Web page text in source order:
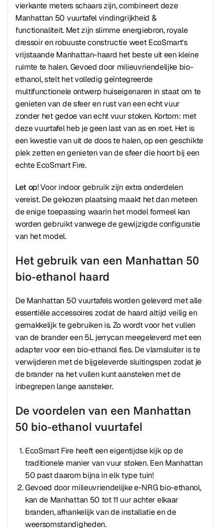
vierkante meters schaars zijn, combineert deze
Manhattan 50 vuurtafel vindingrijkheid &
functionaliteit. Met zijn slimme energiebron, royale
dressoir en robuuste constructie weet EcoSmart's
vrijstaande Manhattan-haard het beste uit een kleine
ruimte te halen. Gevoed door milieuvriendelijke bio-
ethanol, stelt het volledig geïntegreerde
multifunctionele ontwerp huiseigenaren in staat om te
genieten van de sfeer en rust van een echt vuur
zonder het gedoe van echt vuur stoken. Kortom: met
deze vuurtafel heb je geen last van as en roet. Het is
een kwestie van uit de doos te halen, op een geschikte
plek zetten en genieten van de sfeer die hoort bij een
echte EcoSmart Fire.
Let op! Voor indoor gebruik zijn extra onderdelen
vereist. De gekozen plaatsing maakt het dan meteen
de enige toepassing waarin het model formeel kan
worden gebruikt vanwege de gewijzigde configuratie
van het model.
Het gebruik van een Manhattan 50
bio-ethanol haard
De Manhattan 50 vuurtafels worden geleverd met alle
essentiële accessoires zodat de haard altijd veilig en
gemakkelijk te gebruiken is. Zo wordt voor het vullen
van de brander een 5L jerrycan meegeleverd met een
adapter voor een bio-ethanol fles. De vlamsluiter is te
verwijderen met de bijgeleverde sluitingspen zodat je
de brander na het vullen kunt aansteken met de
inbegrepen lange aansteker.
De voordelen van een Manhattan
50 bio-ethanol vuurtafel
EcoSmart Fire heeft een eigentijdse kijk op de
traditionele manier van vuur stoken. Een Manhattan
50 past daarom bijna in elk type tuin!
Gevoed door milieuvriendelijke e-NRG bio-ethanol,
kan de Manhattan 50 tot 11 uur achter elkaar
branden, afhankelijk van de installatie en de
weersomstandigheden.